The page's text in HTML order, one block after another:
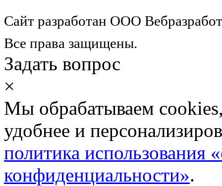
Сайт разработан ООО
Все права защищены.
Задать вопрос
×
Мы обрабатываем
удобнее и
политика использования
конфиденциальности».